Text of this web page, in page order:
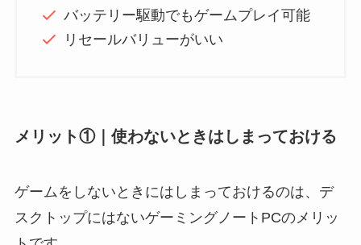
バッテリー駆動でもゲームプレイ可能
リセールバリューがいい
メリット①｜使わないときはしまっておける
ゲームをしないときにはしまっておけるのは、デ
スクトップにはないゲーミングノートPCのメリッ